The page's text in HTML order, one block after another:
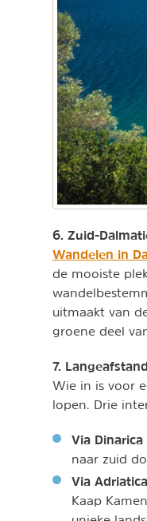
6. Zuid-
Wandelen in
de mooiste
uitmaakt van
groene deel
7.
Wie in is voor
lopen. Drie
Via Dinarica
naar zuid
Via Adriatica
Kaap